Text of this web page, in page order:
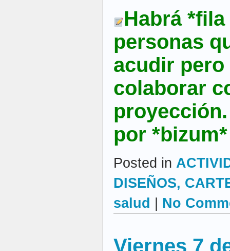
Habrá
personas
acudir pero
colaborar
por
Posted in
DISEÑOS,
salud
No
Viernes 7